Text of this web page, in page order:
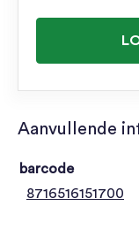
Aanvullende
barcode
8716516151700